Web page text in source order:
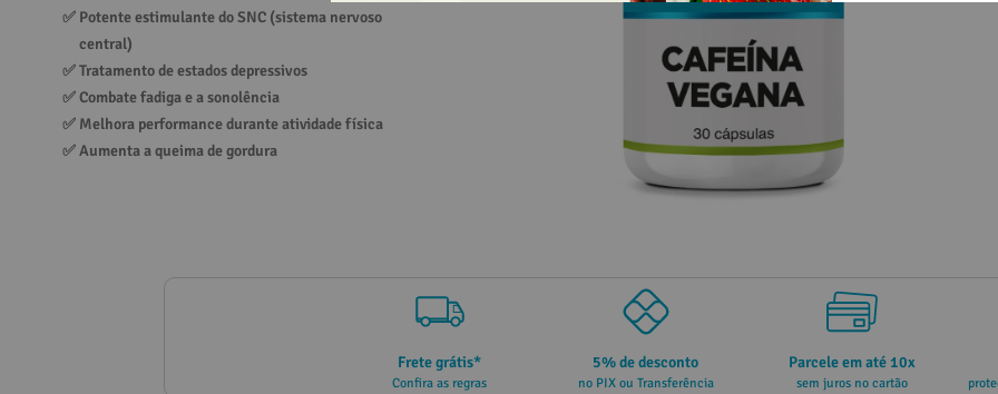
✅ Potente estimulante do SNC (sistema nervoso
central)
✅ Tratamento de estados depressivos
✅ Combate fadiga e a sonolência
✅ Melhora performance durante atividade física
✅ Aumenta a queima de gordura
Frete grátis*
Confira as regras
5% de desconto
no PIX ou Transferência
Parcele em até 10x
sem juros no cartão
10º vitamina